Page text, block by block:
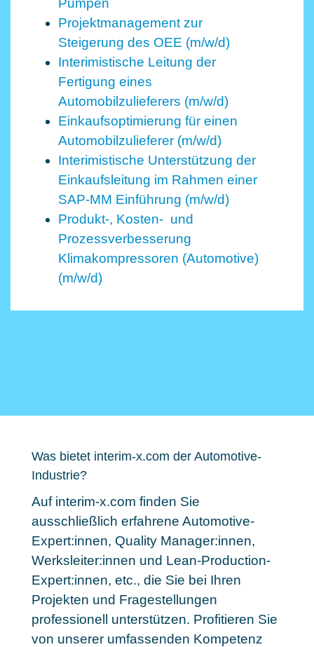
Pumpen
Projektmanagement zur
Steigerung des OEE (m/w/d)
Interimistische Leitung der
Fertigung eines
Automobilzulieferers (m/w/d)
Einkaufsoptimierung für einen
Automobilzulieferer (m/w/d)
Interimistische Unterstützung der
Einkaufsleitung im Rahmen einer
SAP-MM Einführung (m/w/d)
Produkt-, Kosten- und
Prozessverbesserung
Klimakompressoren (Automotive)
(m/w/d)
Was bietet interim-x.com der Automotive-
Industrie?
Auf interim-x.com finden Sie
ausschließlich erfahrene Automotive-
Expert:innen, Quality Manager:innen,
Werksleiter:innen und Lean-Production-
Expert:innen, etc., die Sie bei Ihren
Projekten und Fragestellungen
professionell unterstützen. Profitieren Sie
von unserer umfassenden Kompetenz